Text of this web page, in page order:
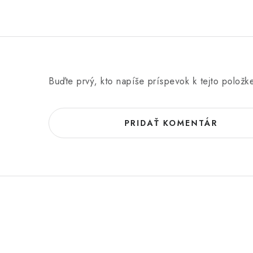
Buďte prvý, kto napíše príspevok k tejto
PRIDAŤ KOMENTÁR